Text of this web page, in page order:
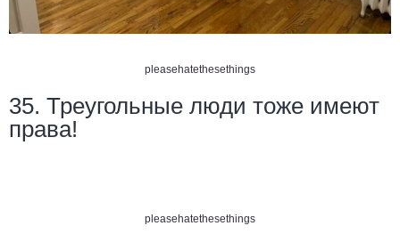
pleasehatethesethings
35. Треугольные люди тоже имеют
права!
pleasehatethesethings